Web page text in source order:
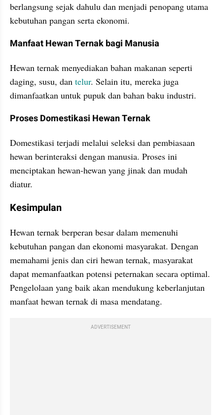
berlangsung sejak dahulu dan menjadi penopang utama
kebutuhan pangan serta ekonomi.
Manfaat Hewan Ternak bagi Manusia
Hewan ternak menyediakan bahan makanan seperti
daging, susu, dan telur. Selain itu, mereka juga
dimanfaatkan untuk pupuk dan bahan baku industri.
Proses Domestikasi Hewan Ternak
Domestikasi terjadi melalui seleksi dan pembiasaan
hewan berinteraksi dengan manusia. Proses ini
menciptakan hewan-hewan yang jinak dan mudah
diatur.
Kesimpulan
Hewan ternak berperan besar dalam memenuhi
kebutuhan pangan dan ekonomi masyarakat. Dengan
memahami jenis dan ciri hewan ternak, masyarakat
dapat memanfaatkan potensi peternakan secara optimal.
Pengelolaan yang baik akan mendukung keberlanjutan
manfaat hewan ternak di masa mendatang.
ADVERTISEMENT